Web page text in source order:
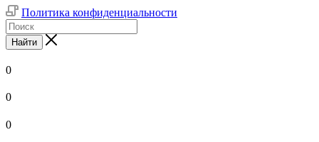
Политика конфиденциальности
Найти
0
0
0